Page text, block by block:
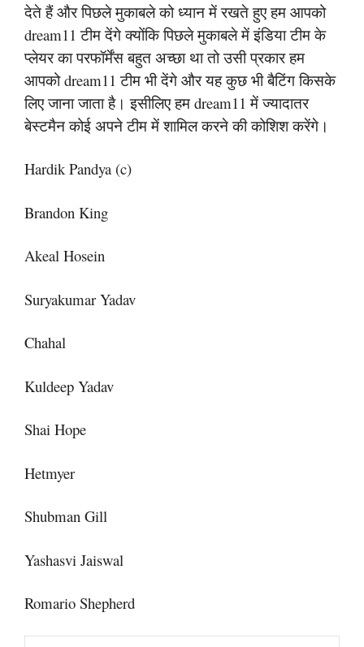
देते हैं और पिछले मुकाबले को ध्यान में रखते हुए हम आपको
dream11 टीम देंगे क्योंकि पिछले मुकाबले में इंडिया टीम के
प्लेयर का परफॉर्मेंस बहुत अच्छा था तो उसी प्रकार हम
आपको dream11 टीम भी देंगे और यह कुछ भी बैटिंग किसके
लिए जाना जाता है। इसीलिए हम dream11 में ज्यादातर
बेस्टमैन कोई अपने टीम में शामिल करने की कोशिश करेंगे।
Hardik Pandya (c)
Brandon King
Akeal Hosein
Suryakumar Yadav
Chahal
Kuldeep Yadav
Shai Hope
Hetmyer
Shubman Gill
Yashasvi Jaiswal
Romario Shepherd